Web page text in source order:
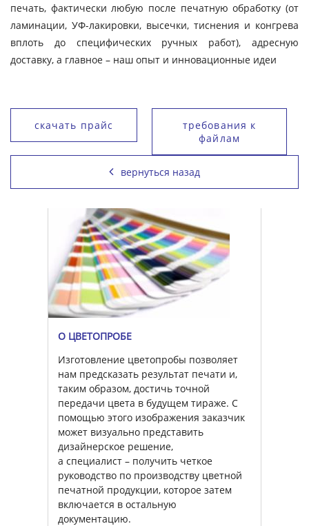
печать, фактически любую после печатную обработку (от
ламинации, УФ-лакировки, высечки, тиснения и конгрева
вплоть до специфических ручных работ), адресную
доставку, а главное – наш опыт и инновационные идеи
скачать прайс
требования к
файлам
вернуться назад
О ЦВЕТОПРОБЕ
Изготовление цветопробы позволяет
нам предсказать результат печати и,
таким образом, достичь точной
передачи цвета в будущем тираже. С
помощью этого изображения заказчик
может визуально представить
дизайнерское решение,
а специалист – получить четкое
руководство по производству цветной
печатной продукции, которое затем
включается в остальную
документацию.